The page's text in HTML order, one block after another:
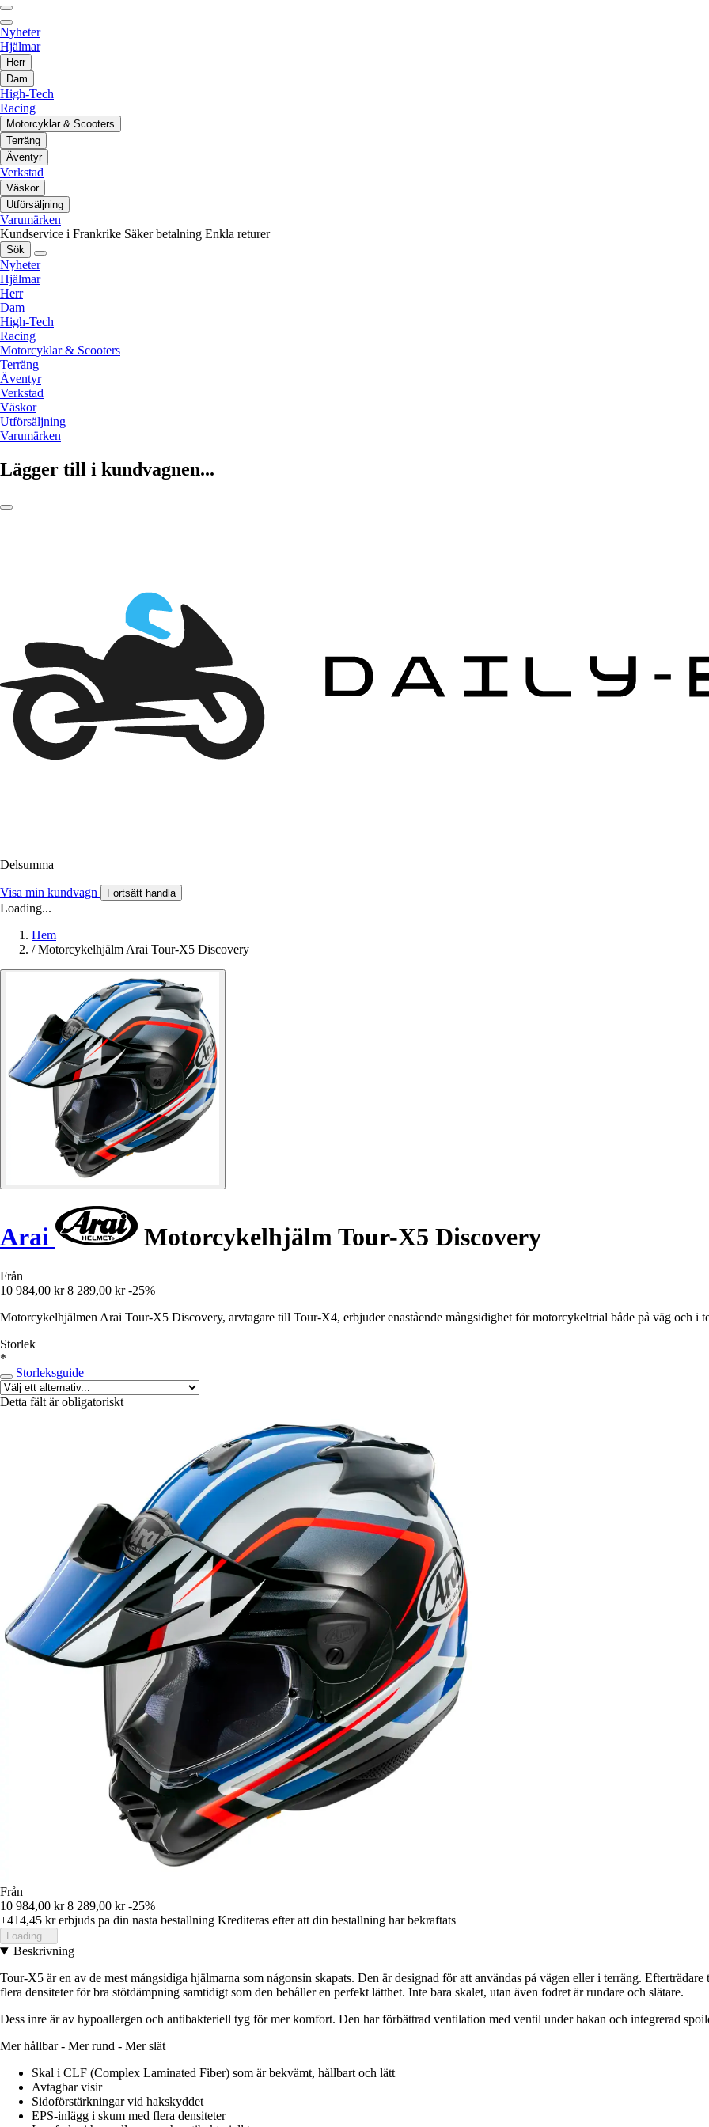
Nyheter
Hjälmar
Herr
Dam
High-Tech
Racing
Motorcyklar & Scooters
Terräng
Äventyr
Verkstad
Väskor
Utförsäljning
Varumärken
Kundservice i Frankrike Säker betalning Enkla returer
Sök
Nyheter
Hjälmar
Herr
Dam
High-Tech
Racing
Motorcyklar & Scooters
Terräng
Äventyr
Verkstad
Väskor
Utförsäljning
Varumärken
Lägger till i kundvagnen...
Delsumma
Visa min kundvagn Fortsätt handla
Loading...
Hem
/ Motorcykelhjälm Arai Tour-X5 Discovery
Arai Motorcykelhjälm Tour-X5 Discovery
Från
10 984,00 kr 8 289,00 kr -25%
Motorcykelhjälmen Arai Tour-X5 Discovery, arvtagare till Tour-X4, erbjuder enastående mångsidighet för motorcykeltrial både på väg och i
Storlek
*
Storleksguide
Detta fält är obligatoriskt
Från
10 984,00 kr 8 289,00 kr -25%
+414,45 krerbjuds pa din nasta bestallning Krediteras efter att din bestallning har bekraftats
Loading...
Beskrivning
Tour-X5 är en av de mest mångsidiga hjälmarna som någonsin skapats. Den är designad för att användas på vägen eller i terräng.
flera densiteter för bra stötdämpning samtidigt som den behåller en perfekt lätthet. Inte bara skalet, utan även fodret är rundare och slätare.
Dess inre är av hypoallergen och antibakteriell tyg för mer komfort. Den har förbättrad ventilation med ventil under hakan och integrerad
Mer hållbar - Mer rund - Mer slät
Skal i CLF (Complex Laminated Fiber) som är bekvämt, hållbart och lätt
Avtagbar visir
Sidoförstärkningar vid hakskyddet
EPS-inlägg i skum med flera densiteter